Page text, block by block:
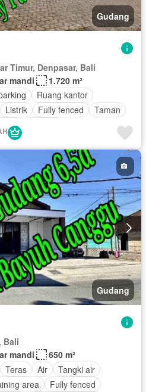
Gudang
Timur, Denpasar, Bali
mandi
1.720 m²
Ruang kantor
Listrik Fully fenced
Taman
Ruang layanan
perabotan
Gudang
Bali
mandi
650 m²
Teras Air
Tangki air
area
Fully fenced